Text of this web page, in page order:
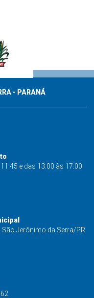
- PARANÁ
e das 13:00 às 17:00
São Jerônimo da Serra/PR